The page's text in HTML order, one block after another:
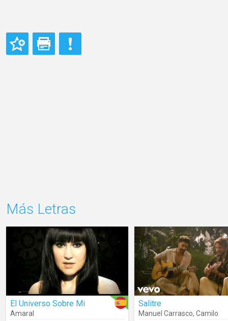
Más Letras
El Universo Sobre Mi
Amaral
Salitre
Manuel Carrasco, Camilo